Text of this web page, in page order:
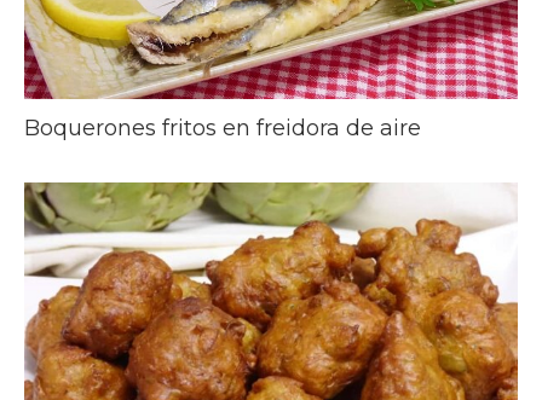
Boquerones fritos en freidora de aire